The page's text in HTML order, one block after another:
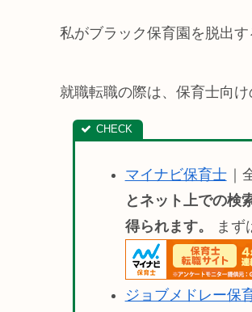
私がブラック保育園を脱出
就職転職の際は、保育士向
マイナビ保育士 ｜
とネット上での検
得られます。
まず
ジョブメドレー保